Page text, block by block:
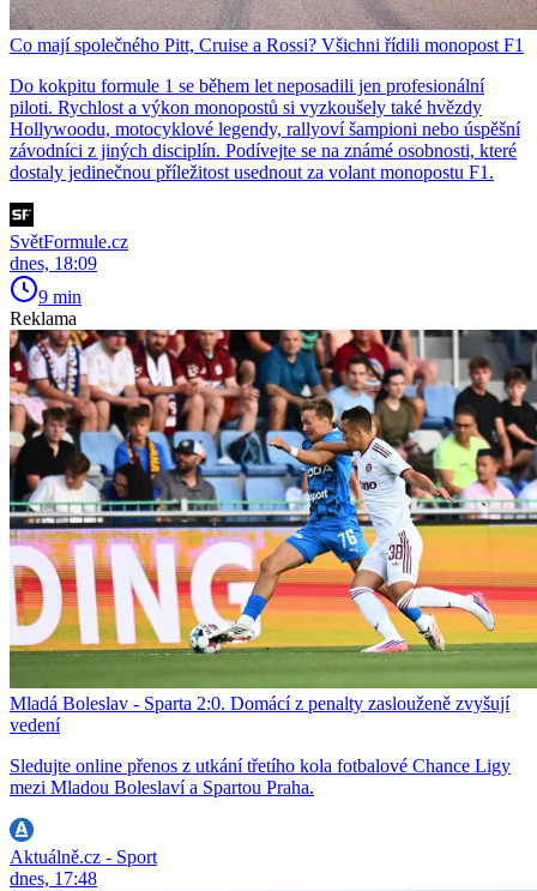
Co mají společného Pitt, Cruise a Rossi? Všichni řídili monopost F1
Do kokpitu formule 1 se během let neposadili jen profesionální
piloti. Rychlost a výkon monopostů si vyzkoušely také hvězdy
Hollywoodu, motocyklové legendy, rallyoví šampioni nebo úspěšní
závodníci z jiných disciplín. Podívejte se na známé osobnosti, které
dostaly jedinečnou příležitost usednout za volant monopostu F1.
SvětFormule.cz
dnes, 18:09
9 min
Reklama
Mladá Boleslav - Sparta 2:0. Domácí z penalty zaslouženě zvyšují
vedení
Sledujte online přenos z utkání třetího kola fotbalové Chance Ligy
mezi Mladou Boleslaví a Spartou Praha.
Aktuálně.cz - Sport
dnes, 17:48